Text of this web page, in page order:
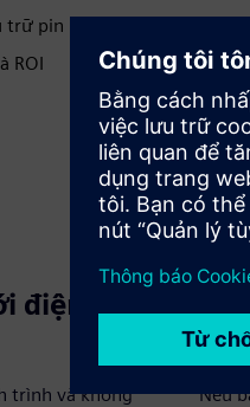
trữ pin
ROI
điện khí
trình và không
Nếu